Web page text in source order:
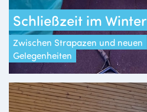
Schließzeit im Winter
Zwischen Strapazen und neuen
Gelegenheiten